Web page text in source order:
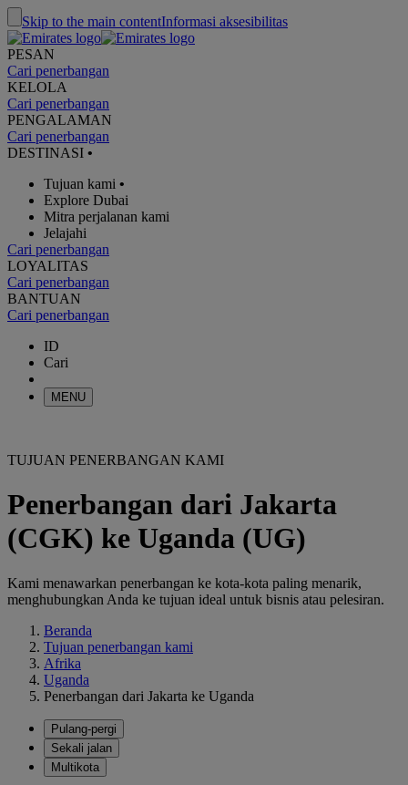
Skip to the main contentInformasi aksesibilitas
PESAN
Cari penerbangan
KELOLA
Cari penerbangan
PENGALAMAN
Cari penerbangan
DESTINASI •
Tujuan kami •
Explore Dubai
Mitra perjalanan kami
Jelajahi
Cari penerbangan
LOYALITAS
Cari penerbangan
BANTUAN
Cari penerbangan
ID
Cari
MENU
TUJUAN PENERBANGAN KAMI
Penerbangan dari Jakarta
(CGK) ke Uganda (UG)
Kami menawarkan penerbangan ke kota-kota paling menarik,
menghubungkan Anda ke tujuan ideal untuk bisnis atau pelesiran.
Beranda
Tujuan penerbangan kami
Afrika
Uganda
Penerbangan dari Jakarta ke Uganda
Pulang-pergi
Sekali jalan
Multikota